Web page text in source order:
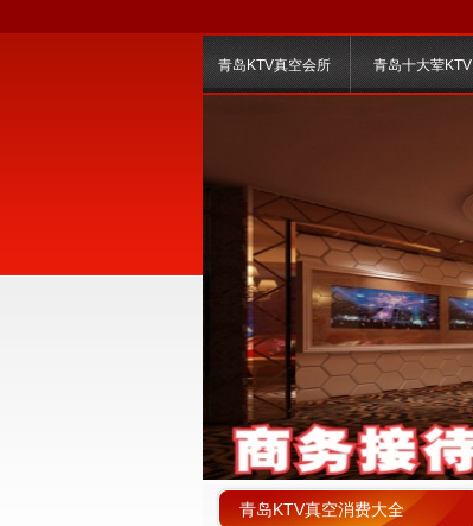
青岛KTV真空会所 青岛十大荤KTV
青岛KTV真空消费大全